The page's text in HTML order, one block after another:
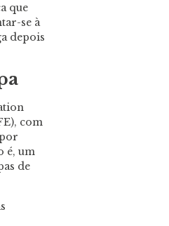
que
se à
depois
com
é, um
de